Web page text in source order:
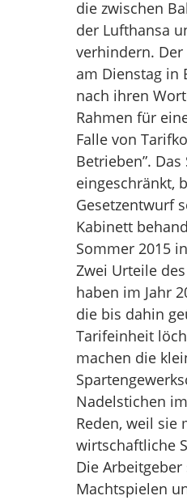
die zwischen
der Lufthansa
verhindern. Der
am Dienstag in
nach ihren
Rahmen für
Falle von
Betrieben”.
eingeschränkt,
Gesetzentwurf
Kabinett
Sommer 2015
Zwei Urteile
haben im Jahr
die bis dahin
Tarifeinheit
machen die
Nadelstichen
Reden, weil sie
wirtschaftliche
Die
Machtspielen